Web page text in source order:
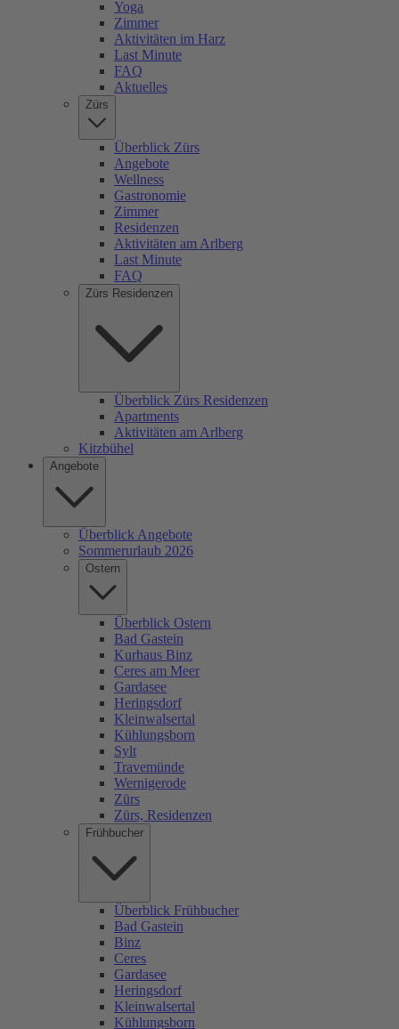
Yoga
Zimmer
Aktivitäten im Harz
Last Minute
FAQ
Aktuelles
Zürs
Überblick Zürs
Angebote
Wellness
Gastronomie
Zimmer
Residenzen
Aktivitäten am Arlberg
Last Minute
FAQ
Zürs Residenzen
Überblick Zürs Residenzen
Apartments
Aktivitäten am Arlberg
Kitzbühel
Angebote
Überblick Angebote
Sommerurlaub 2026
Ostern
Überblick Ostern
Bad Gastein
Kurhaus Binz
Ceres am Meer
Gardasee
Heringsdorf
Kleinwalsertal
Kühlungsborn
Sylt
Travemünde
Wernigerode
Zürs
Zürs, Residenzen
Frühbucher
Überblick Frühbucher
Bad Gastein
Binz
Ceres
Gardasee
Heringsdorf
Kleinwalsertal
Kühlungsborn